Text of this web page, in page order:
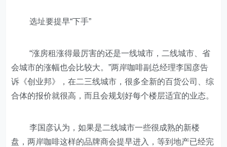
选址要提早“下手”
“涨房租涨得最厉害的还是一线城市，二线城市、省
会城市的涨幅也会比较大。”两岸咖啡副总经理李国彦告
诉《创业邦》，在二三线城市，很多全新的百货公司、综
合体的报价就很高，而且会规划好每个楼层适宜的业态。
李国彦认为，如果是二线城市一些很成熟的新楼
盘，两岸咖啡这样的品牌商会提早进入，等到地产已经完